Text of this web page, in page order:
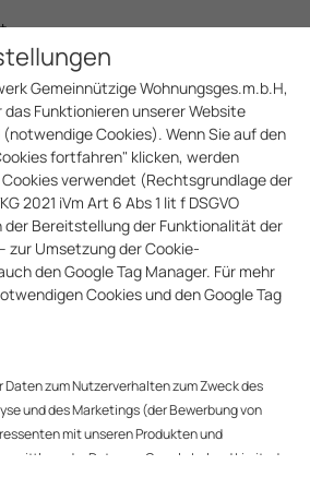
Gemeinnützige Wohnungsges.m.b.H,
Funktionieren unserer Website
Cookies). Wenn Sie auf den
fortfahren" klicken, werden
verwendet (Rechtsgrundlage der
2021 iVm Art 6 Abs 1 lit f DSGVO
Bereitstellung der Funktionalität der
zur Umsetzung der Cookie-
den Google Tag Manager. Für mehr
Cookies und den Google Tag
akzeptieren" klicken, werden Daten zu
des Conversion-Trackings (über
Website-Besucher zu uns?), der
und des Website-
Marketings (Bewerbung von Kunden
unseren Produkten und
Daten zum Nutzerverhalten zum Zweck des
und des Marketings (der Bewerbung von
mit unseren Produkten und
der Daten an Google Ireland Limited, an
360 grad gmbh zu diesen Zwecken zu. Die